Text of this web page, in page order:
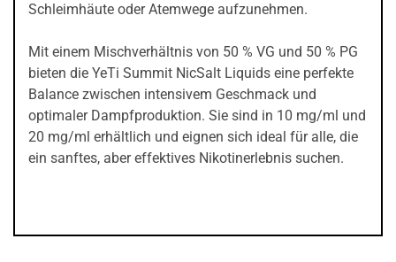
Schleimhäute oder Atemwege aufzunehmen.
Mit einem Mischverhältnis von 50 % VG und 50 % PG
bieten die YeTi Summit NicSalt Liquids eine perfekte
Balance zwischen intensivem Geschmack und
optimaler Dampfproduktion. Sie sind in 10 mg/ml und
20 mg/ml erhältlich und eignen sich ideal für alle, die
ein sanftes, aber effektives Nikotinerlebnis suchen.